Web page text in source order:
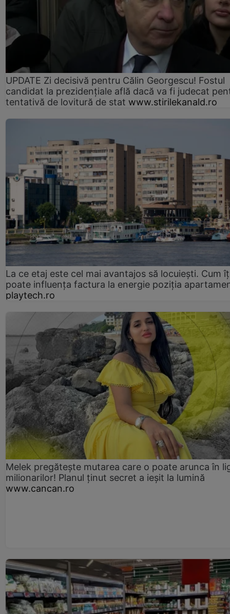
UPDATE Zi decisivă pentru Călin Georgescu! Fostul
candidat la prezidențiale află dacă va fi judecat
tentativă de lovitură de stat www.stirilekanald.ro
La ce etaj este cel mai avantajos să locuiești. Cum
poate influența factura la energie poziția
playtech.ro
Melek pregătește mutarea care o poate arunca în
milionarilor! Planul ținut secret a ieșit la lumină
www.cancan.ro